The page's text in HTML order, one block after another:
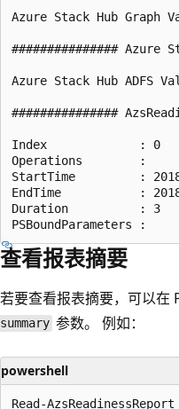
Azure Stack Hub
############### Azure
Azure Stack Hub
###############
Index             : 0
Operations        :
StartTime         :
EndTime           :
Duration          : 3
查看报表摘要
若要查看报表摘要，可以在
summary 参数。 例如：
powershell